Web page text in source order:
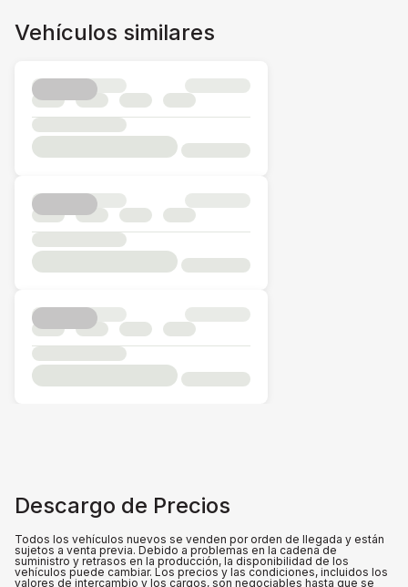
Vehículos similares
Descargo de Precios
Todos los vehículos nuevos se venden por orden de llegada y están
sujetos a venta previa. Debido a problemas en la cadena de
suministro y retrasos en la producción, la disponibilidad de los
vehículos puede cambiar. Los precios y las condiciones, incluidos los
valores de intercambio y los cargos, son negociables hasta que se